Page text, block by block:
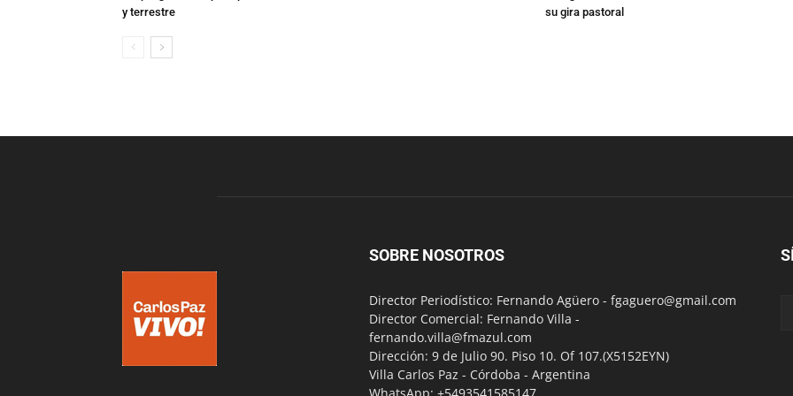
y terrestre
su gira pastoral
SOBRE NOSOTROS
Director Periodístico: Fernando Agüero - fgaguero@gmail.com
Director Comercial: Fernando Villa -
fernando.villa@fmazul.com
Dirección: 9 de Julio 90. Piso 10. Of 107.(X5152EYN)
Villa Carlos Paz - Córdoba - Argentina